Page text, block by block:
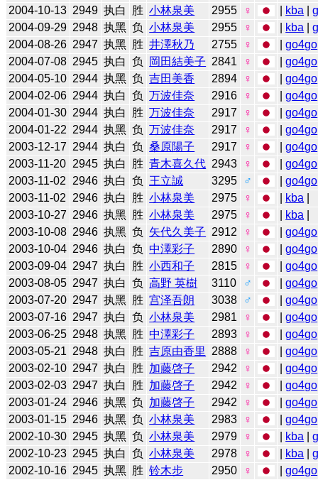
2004-10-13 2949 执白 胜 小林泉美 2955 ♀ kba |
2004-09-29 2948 执黑 负 小林泉美 2955 ♀ kba |
2004-08-26 2947 执黑 胜 井澤秋乃 2755 ♀ |go4go
2004-07-08 2945 执白 负 岡田結美子 2841 ♀ |go4go
2004-05-10 2944 执黑 负 吉田美香 2894 ♀ |go4go
2004-02-06 2944 执白 负 万波佳奈 2916 ♀ |go4go
2004-01-30 2944 执白 胜 万波佳奈 2917 ♀ |go4go
2004-01-22 2944 执黑 负 万波佳奈 2917 ♀ |go4go
2003-12-17 2944 执白 负 桑原陽子 2917 ♀ |go4go
2003-11-20 2945 执白 胜 青木喜久代 2943 ♀ |go4go
2003-11-02
2946 执白 负 王立誠 3295 ♂ |go4go
2003-11-02
2946 执白 胜 小林泉美 2975 ♀ kba
2003-10-27 2946 执黑 胜 小林泉美 2975 ♀ kba
2003-10-08 2946 执黑 负 矢代久美子 2912 ♀ |go4go
2003-10-04 2946 执白 负 中澤彩子 2890 ♀ |go4go
2003-09-04 2947 执白 胜 小西和子 2815 ♀ |go4go
2003-08-05 2947 执白 负 高野 英樹 3110 ♂ |go4go
2003-07-20 2947 执黑 胜 宫泽吾朗 3038 ♂ |go4go
2003-07-16 2947 执白 负 小林泉美 2981 ♀ |go4go
2003-06-25 2948 执黑 胜 中澤彩子 2893 ♀ |go4go
2003-05-21 2948 执白 胜 吉原由香里 2888 ♀ |go4go
2003-02-10 2947 执白 胜 加藤啓子 2942 ♀ |go4go
2003-02-03 2947 执白 胜 加藤啓子 2942 ♀ |go4go
2003-01-24 2946 执黑 负 加藤啓子 2942 ♀ |go4go
2003-01-15 2946 执黑 负 小林泉美 2983 ♀ |go4go
2002-10-30 2945 执黑 负 小林泉美 2979 ♀ kba |
2002-10-23 2945 执白 负 小林泉美 2978 ♀ kba |
2002-10-16 2945 执黑 胜 铃木步 2950 ♀ |go4go